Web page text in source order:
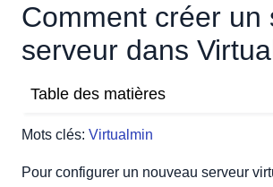
Comment créer un
serveur dans
Mots clés: Virtualmin
Table des matières
Pour configurer un nouveau serveur